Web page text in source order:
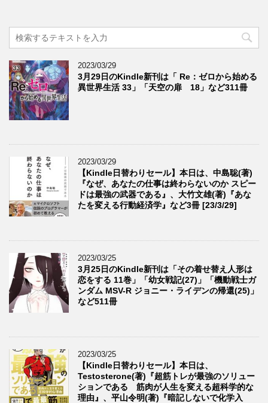
2023/03/29
3月29日のKindle新刊は「 Re：ゼロから始める
異世界生活 33」「天空の扉 18」など311冊
2023/03/29
【Kindle日替わりセール】本日は、中島聡(著)
『なぜ、あなたの仕事は終わらないのか スピー
ドは最強の武器である』、大竹文雄(著)『あな
たを変える行動経済学』など3冊 [23/3/29]
2023/03/25
3月25日のKindle新刊は「その着せ替え人形は
恋をする 11巻」「幼女戦記(27)」「機動戦士ガ
ンダム MSV-R ジョニー・ライデンの帰還(25)」
など511冊
2023/03/25
【Kindle日替わりセール】本日は、
Testosterone(著)『超筋トレが最強のソリュー
ションである 筋肉が人生を変える超科学的な
理由』、平山令明(著)『暗記しないで化学入